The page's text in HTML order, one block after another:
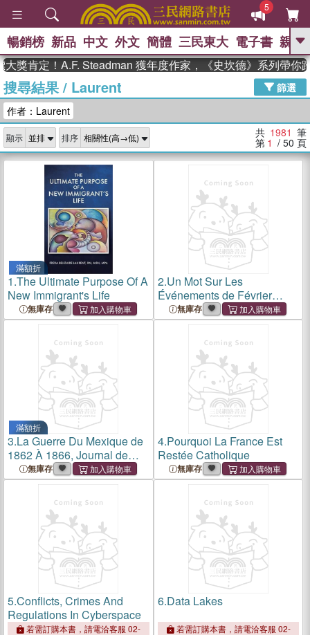
5
GO
高希均教授回憶錄
、 The Odyssey 、 父親節 、 如果歷
獎 臺灣漫遊錄 、 方念華 、 台灣的李
登輝時代
數學女孩：黎曼猜想 、
偉大的迷走神經
暢銷榜 新品 中文 外文 簡體 三民東大 電子書 親子
定！A.F. Steadman 獲年度作家，《史坎德》系列帶你踏上熱
搜尋結果/ Laurent
篩選
作者：Laurent
顯示 排序 共 1981 筆
第 1 / 50 頁
滿額折
1.The Ultimate Purpose Of A
New Immigrant's Life
無庫存
2.Un Mot Sur Les
Événements de Février
1848. La Vérité À Tout Le
Monde
無庫存
滿額折
3.La Guerre Du Mexique de
1862 À 1866, Journal de
Marche Du 3e Chasseurs
d'Afrique
無庫存
4.Pourquoi La France Est
Restée Catholique
無庫存
5.Conflicts, Crimes And
Regulations In Cyberspace
若需訂購本書，請電洽客服 02-
6.Data Lakes
若需訂購本書，請電洽客服 02-